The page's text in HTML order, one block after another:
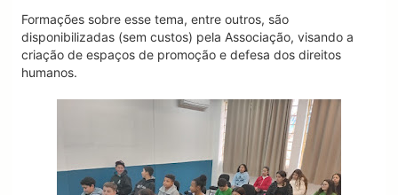
Formações sobre esse tema, entre outros, são
disponibilizadas (sem custos) pela Associação, visando a
criação de espaços de promoção e defesa dos direitos
humanos.